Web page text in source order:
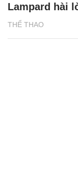
THỂ THAO
Lampard hài